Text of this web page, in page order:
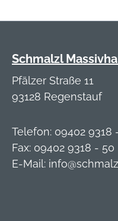
Schmalzl
Pfälzer Straße 11
93128 Regenstauf
Telefon: 09402 9318
Fax: 09402 9318 - 50
E-Mail: